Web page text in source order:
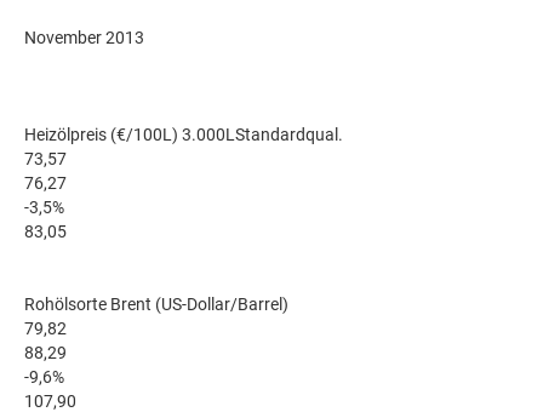
November 2013
Heizölpreis (€/100L) 3.000LStandardqual.
73,57
76,27
-3,5%
83,05
Rohölsorte Brent (US-Dollar/Barrel)
79,82
88,29
-9,6%
107,90